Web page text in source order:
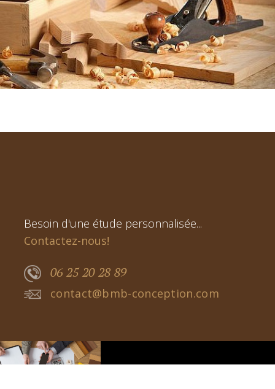
Besoin d'une étude personnalisée...
Contactez-nous!
06 25 20 28 89
contact@bmb-conception.com